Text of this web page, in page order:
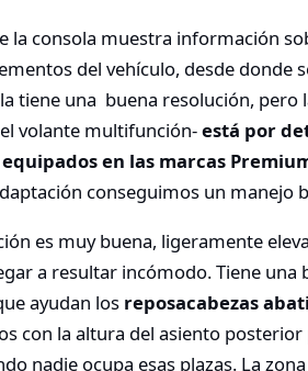
la consola muestra información
del vehículo, desde donde
tiene una buena resolución, pero
volante multifunción-está por
en las marcas
conseguimos un manejo
es muy buena, ligeramente
a resultar incómodo. Tiene una
ayudan los reposacabezas
con la altura del asiento
nadie ocupa esas plazas. La